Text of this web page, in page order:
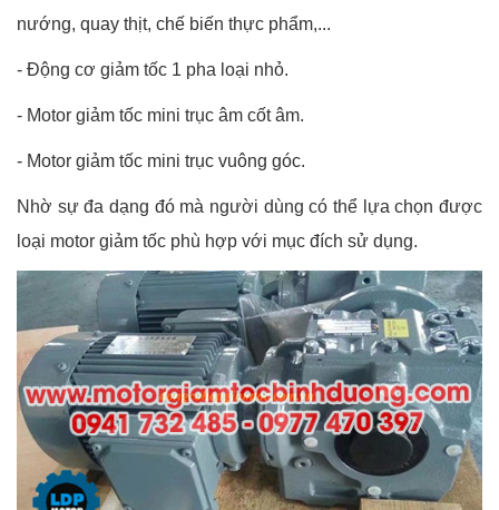
nướng, quay thịt, chế biến thực phẩm,...
- Động cơ giảm tốc 1 pha loại nhỏ.
- Motor giảm tốc mini trục âm cốt âm.
- Motor giảm tốc mini trục vuông góc.
Nhờ sự đa dạng đó mà người dùng có thể lựa chọn được
loại motor giảm tốc phù hợp với mục đích sử dụng.